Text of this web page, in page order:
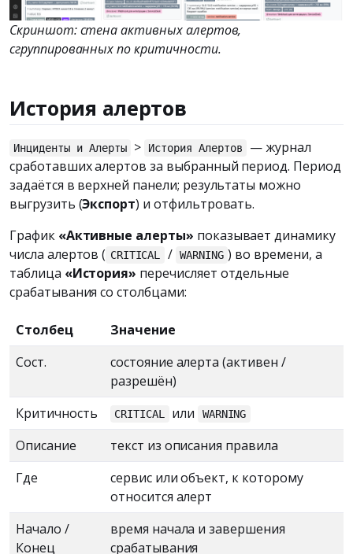
Скриншот: стена активных алертов,
сгруппированных по критичности.
История алертов
Инциденты и Алерты > История Алертов
— журнал
сработавших алертов за выбранный период. Период
задаётся в верхней панели; результаты можно
выгрузить (Экспорт) и отфильтровать.
График «Активные алерты» показывает динамику
числа алертов ( CRITICAL / WARNING ) во времени, а
таблица «История» перечисляет отдельные
срабатывания со столбцами:
Столбец
Значение
Сост.
состояние алерта (активен /
разрешён)
Критичность
CRITICAL или WARNING
Описание
текст из описания правила
Где
сервис или объект, к которому
относится алерт
Начало /
Конец
время начала и завершения
срабатывания